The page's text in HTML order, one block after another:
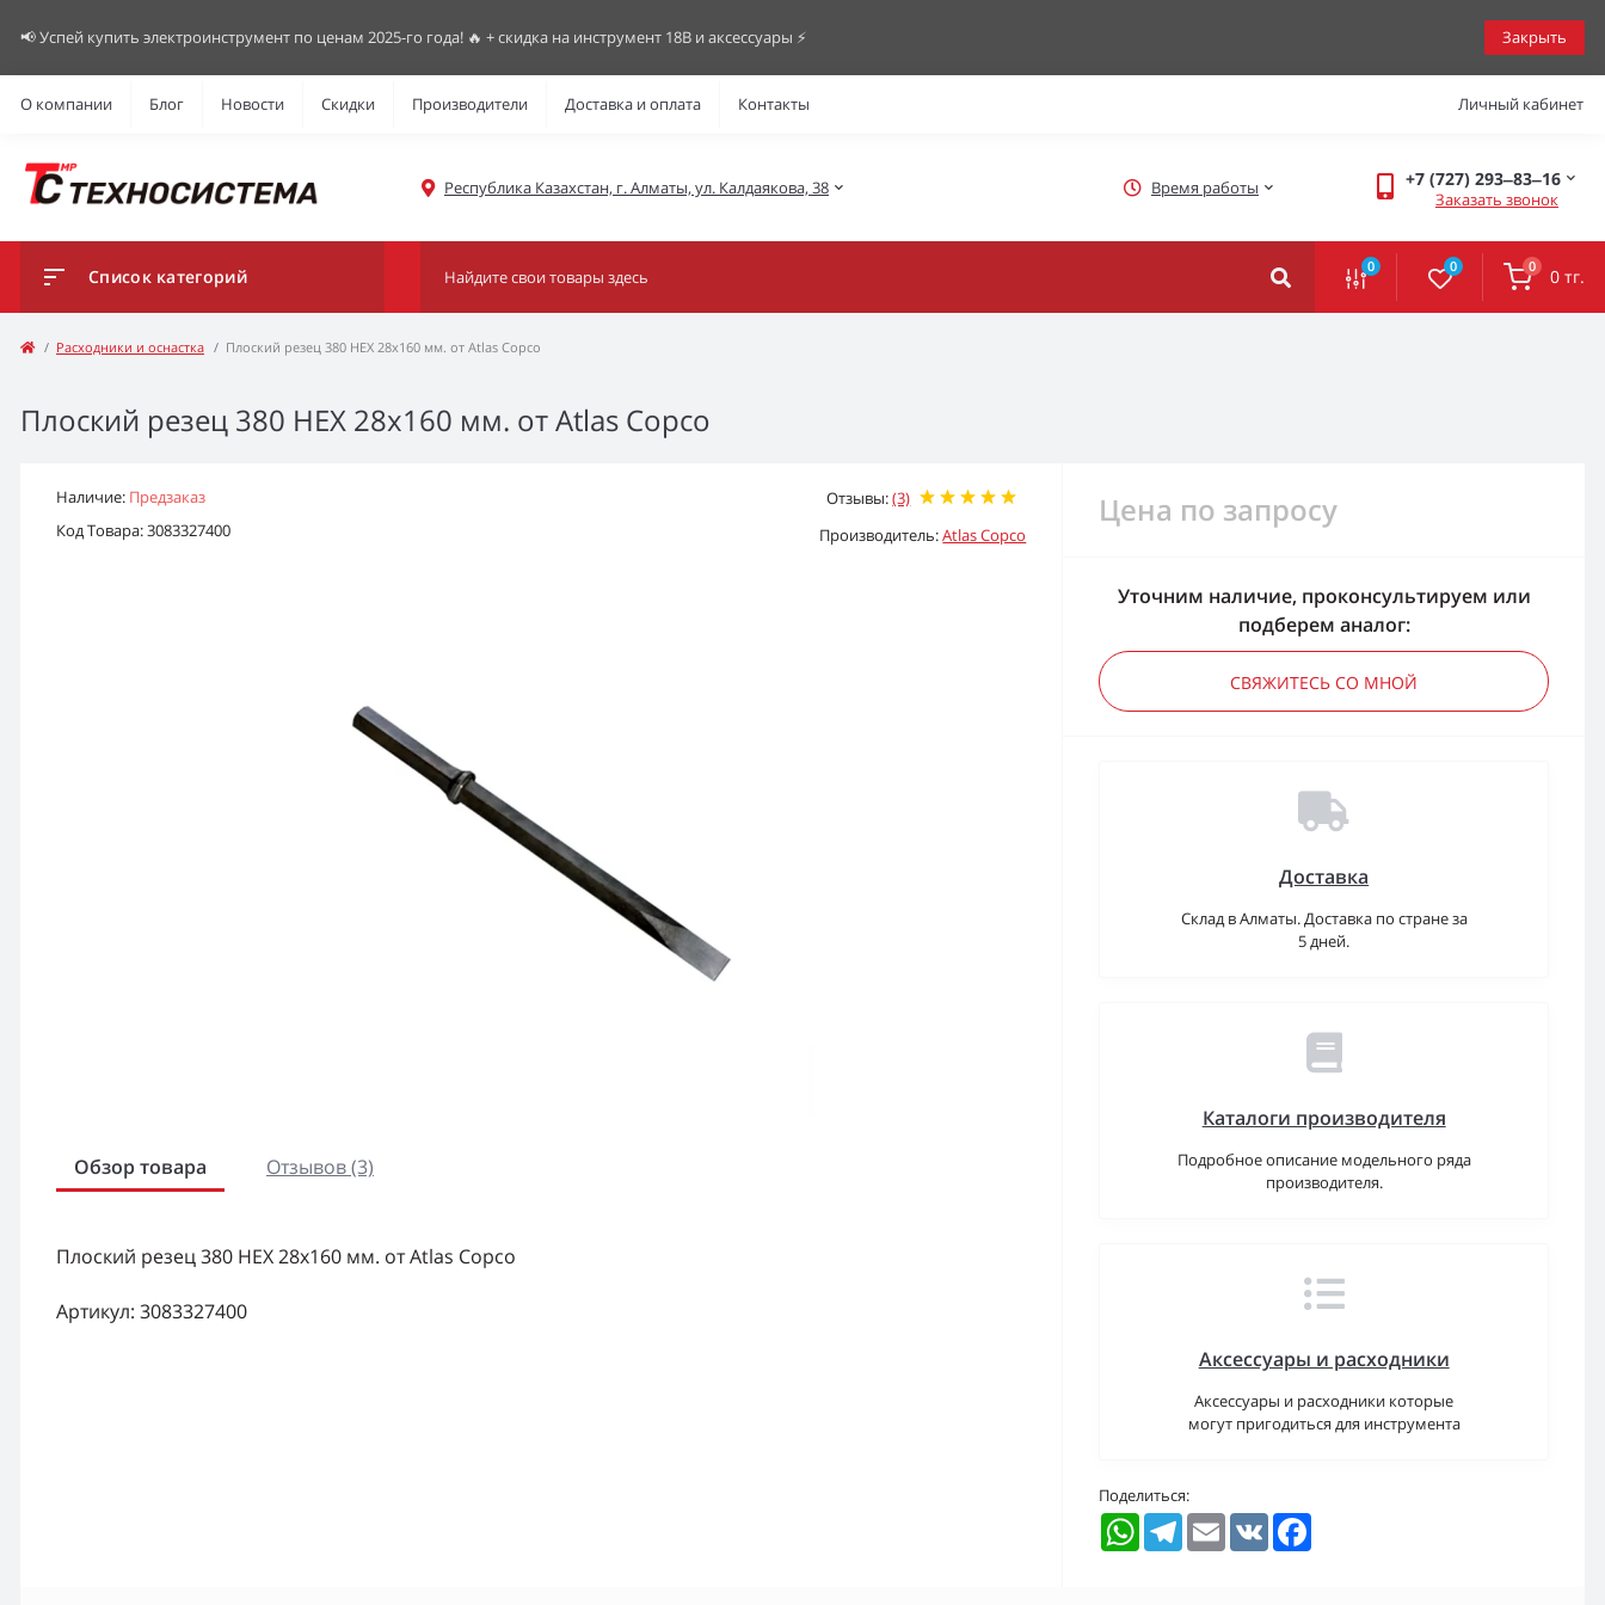
📢 Успей купить электроинструмент по ценам 2025-го года! 🔥 + скидка на инструмент 18В и аксессуары ⚡️ Закрыть
О компании Блог Новости Скидки Производители Доставка и оплата Контакты Личный кабинет
Республика Казахстан, г. Алматы, ул. Калдаякова, 38 Время работы +7 (727) 293‒83‒16
Заказать звонок
Список категорий 0 0 0 0 тг.
Расходники и оснастка Плоский резец 380 НЕХ 28х160 мм. от Atlas Copco
Плоский резец 380 НЕХ 28х160 мм. от Atlas Copco
Наличие: Предзаказ
Код Товара: 3083327400
Отзывы:(3)
Производитель:Atlas Copco
Обзор товара Отзывов (3)
Плоский резец 380 НЕХ 28х160 мм. от Atlas Copco
Артикул: 3083327400
Цена по запросу
Уточним наличие, проконсультируем или
подберем аналог:
СВЯЖИТЕСЬ СО МНОЙ
Доставка
Склад в Алматы. Доставка по стране за
5 дней.
Каталоги производителя
Подробное описание модельного ряда
производителя.
Аксессуары и расходники
Аксессуары и расходники которые
могут пригодиться для инструмента
Поделиться:
WhatsAppTelegramEmail VK